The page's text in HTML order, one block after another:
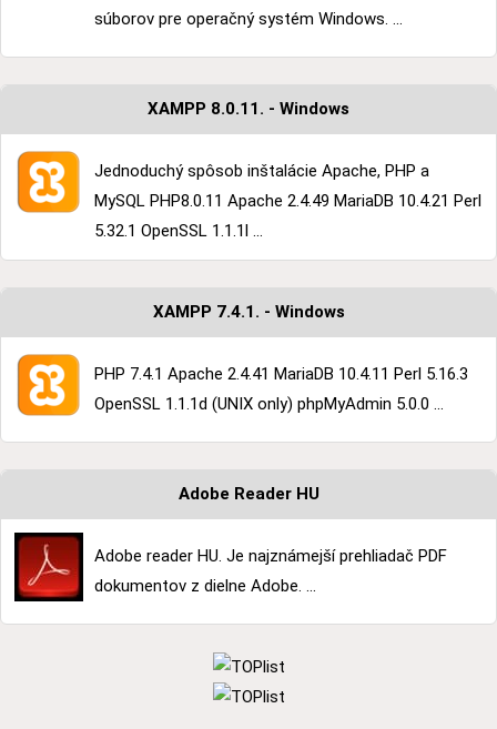
súborov pre operačný systém Windows. ...
XAMPP 8.0.11. - Windows
Jednoduchý spôsob inštalácie Apache, PHP a
MySQL PHP8.0.11 Apache 2.4.49 MariaDB 10.4.21 Perl
5.32.1 OpenSSL 1.1.1l ...
XAMPP 7.4.1. - Windows
PHP 7.4.1 Apache 2.4.41 MariaDB 10.4.11 Perl 5.16.3
OpenSSL 1.1.1d (UNIX only) phpMyAdmin 5.0.0 ...
Adobe Reader HU
Adobe reader HU. Je najznámejší prehliadač PDF
dokumentov z dielne Adobe. ...